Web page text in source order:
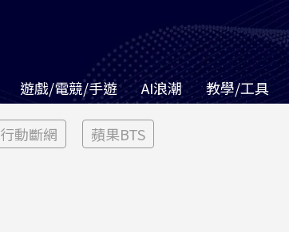
遊戲/電競/手遊 AI浪潮 教學/工具
行動斷網 蘋果BTS